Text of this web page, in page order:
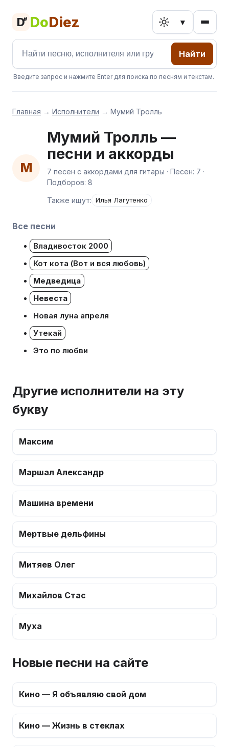
D# DoDiez ▾
Найти
Введите запрос и нажмите Enter для поиска по песням и текстам.
Главная → Исполнители → Мумий Тролль
М
Мумий Тролль —
песни и аккорды
7 песен с аккордами для гитары · Песен: 7 ·
Подборов: 8
Также ищут: Илья Лагутенко
Все песни
Владивосток 2000
Кот кота (Вот и вся любовь)
Медведица
Невеста
Новая луна апреля
Утекай
Это по любви
Другие исполнители на эту
букву
Максим
Маршал Александр
Машина времени
Мертвые дельфины
Митяев Олег
Михайлов Стас
Муха
Новые песни на сайте
Кино — Я объявляю свой дом
Кино — Жизнь в стеклах